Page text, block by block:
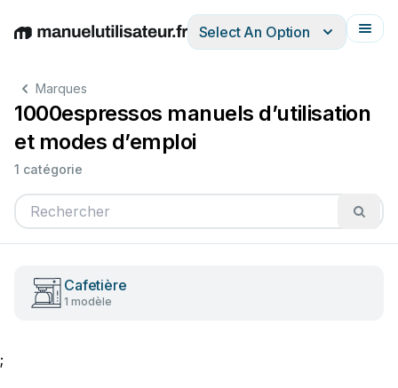
EnglishDeutschEspañolItalianoFrançais
Select An Option
Marques
1000espressos manuels d’utilisation
et modes d’emploi
1 catégorie
Cafetière
1 modèle
;